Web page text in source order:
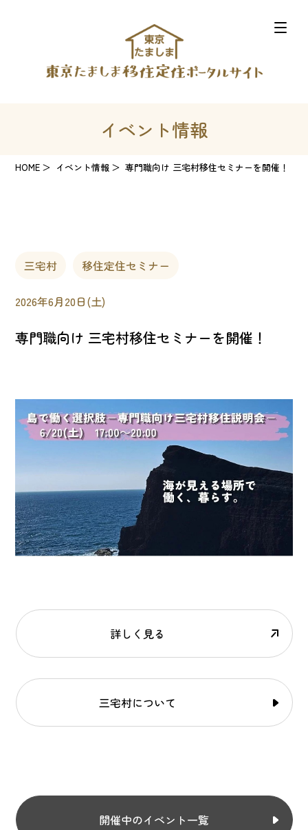
イベント情報
HOME イベント情報 専門職向け 三宅村移住セミナーを開催！
三宅村 移住定住セミナー
2026年6月20日(土)
専門職向け 三宅村移住セミナーを開催！
詳しく見る
三宅村について
開催中のイベント一覧